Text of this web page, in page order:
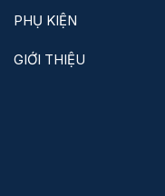
PHỤ KIỆN
GIỚI THIỆU